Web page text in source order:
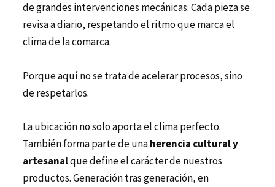
de grandes intervenciones mecánicas. Cada pieza se
revisa a diario, respetando el ritmo que marca el
clima de la comarca.
Porque aquí no se trata de acelerar procesos, sino
de respetarlos.
La ubicación no solo aporta el clima perfecto.
También forma parte de unaherencia cultural y
artesanalque define el carácter de nuestros
productos. Generación tras generación, en